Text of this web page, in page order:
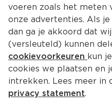
voeren zoals het meten
onze advertenties. Als
dan ga je akkoord dat
(versleuteld) kunnen
cookievoorkeuren kun
cookies we plaatsen en
intrekken. Lees meer in
privacy statement.